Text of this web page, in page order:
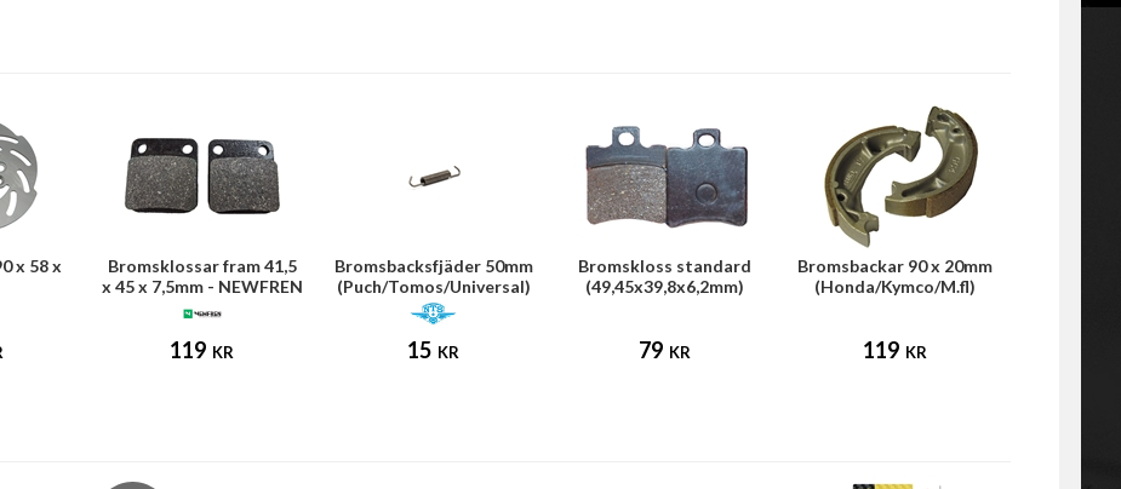
x 58 x
Bromsklossar fram 41,5
x 45 x 7,5mm - NEWFREN
(Honda MB50)
119 KR
Bromsbacksfjäder 50mm
(Puch/Tomos/Universal)
15 KR
Bromskloss standard
(49,45x39,8x6,2mm)
79 KR
Bromsbackar 90 x 20mm
(Honda/Kymco/M.fl)
119 KR